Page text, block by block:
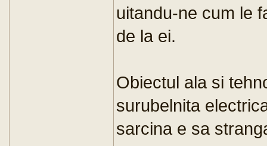
uitandu-ne cum le
de la ei.
Obiectul ala si
surubelnita
sarcina e sa